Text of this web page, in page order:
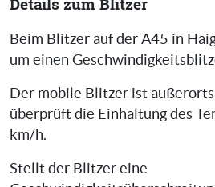
Beim Blitzer auf der A45 in
um einen
Der mobile Blitzer ist
überprüft die Einhaltung des
km/h.
Stellt der Blitzer eine